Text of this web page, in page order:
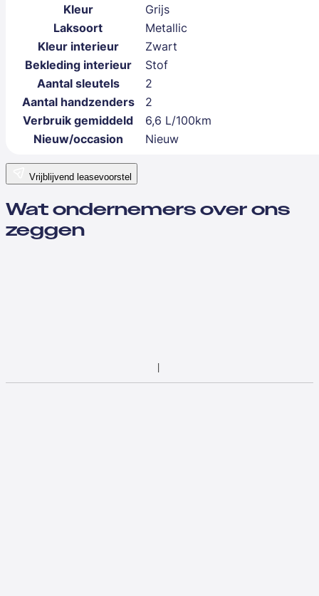
Kleur
Grijs
Laksoort
Metallic
Kleur interieur
Zwart
Bekleding interieur
Stof
Aantal sleutels
2
Aantal handzenders
2
Verbruik gemiddeld
6,6 L/100km
Nieuw/occasion
Nieuw
Vrijblijvend leasevoorstel
Wat ondernemers over ons
zeggen